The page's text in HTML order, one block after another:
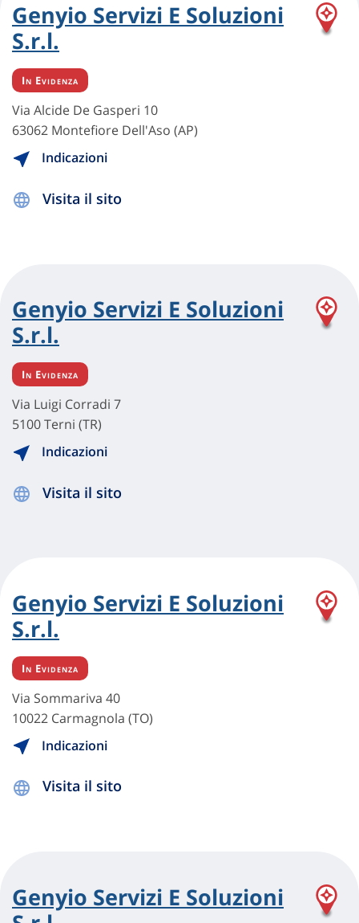
Genyio Servizi E Soluzioni
S.r.l.
In Evidenza
Via Alcide De Gasperi 10
63062 Montefiore Dell'Aso (AP)
Indicazioni
Visita il sito
Genyio Servizi E Soluzioni
S.r.l.
In Evidenza
Via Luigi Corradi 7
5100 Terni (TR)
Indicazioni
Visita il sito
Genyio Servizi E Soluzioni
S.r.l.
In Evidenza
Via Sommariva 40
10022 Carmagnola (TO)
Indicazioni
Visita il sito
Genyio Servizi E Soluzioni